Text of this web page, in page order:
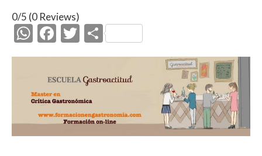
0/5 (0 Reviews)
W
h
at
s
A
p
F
ac
e
b
o
o
T
w
itt
er
C
o
p
ar
ti